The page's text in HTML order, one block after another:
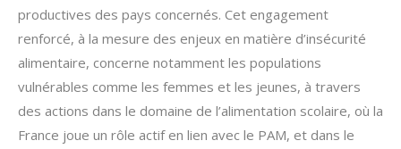
productives des pays concernés. Cet engagement
renforcé, à la mesure des enjeux en matière d’insécurité
alimentaire, concerne notamment les populations
vulnérables comme les femmes et les jeunes, à travers
des actions dans le domaine de l’alimentation scolaire, où la
France joue un rôle actif en lien avec le PAM, et dans le